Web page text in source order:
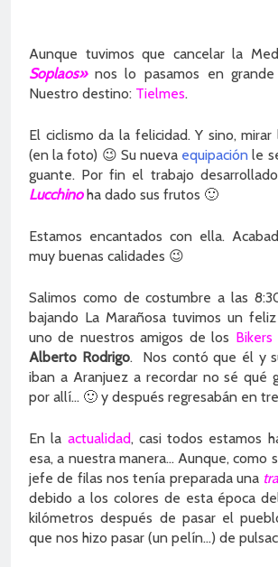
Aunque tuvimos que cancelar la
Soplaos»nos lo pasamos en grande
Nuestro destino: Tielmes.
El ciclismo da la felicidad. Y sino, mirar
(en la foto) 😉 Su nueva equipación le
guante. Por fin el trabajo
Lucchinoha dado sus frutos 🙂
Estamos encantados con ella.
muy buenas calidades 😉
Salimos como de costumbre a las
bajando La Marañosa tuvimos un
uno de nuestros amigos de los
Alberto Rodrigo. Nos contó que él y
iban a Aranjuez a recordar no sé qué
por allí… 🙂 y después regresabán en
En la actualidad, casi todos estamos
esa, a nuestra manera… Aunque, como
jefe de filas nos tenía preparada una
debido a los colores de esta época
kilómetros después de pasar el
que nos hizo pasar (un pelín…) de